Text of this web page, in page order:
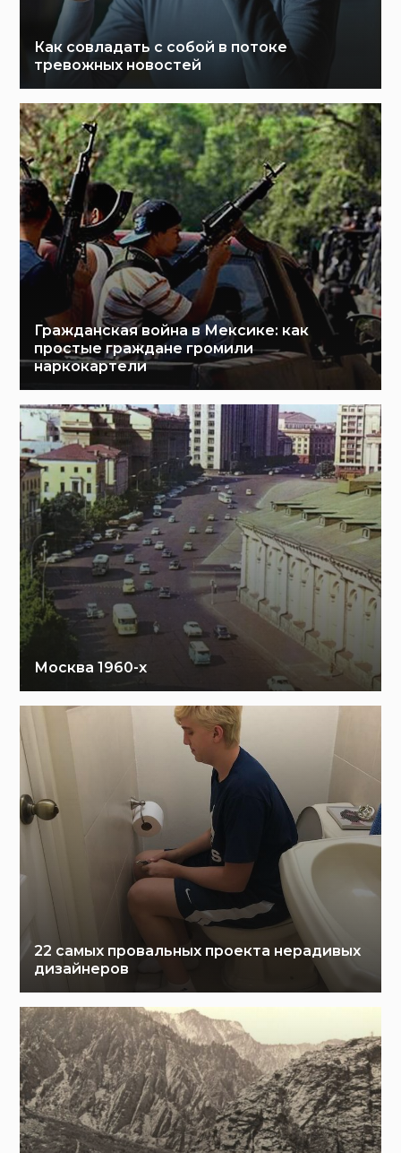
Как совладать с собой в потоке
тревожных новостей
Гражданская война в Мексике: как
простые граждане громили
наркокартели
Москва 1960-х
22 самых провальных проекта нерадивых
дизайнеров